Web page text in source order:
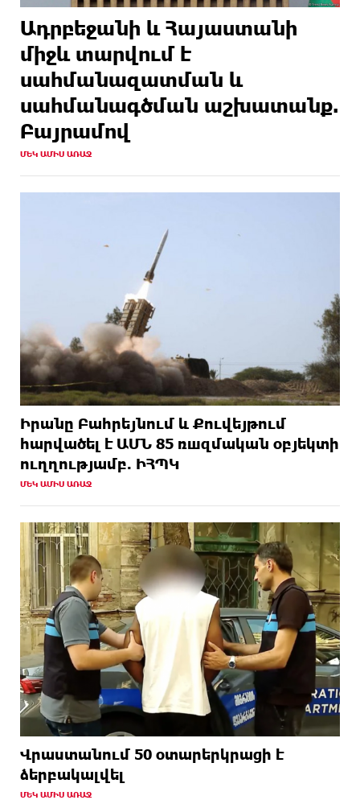
Ադրբեջանի և Հայաստանի
միջև տարվում է
սահմանազատման և
սահմանագծման աշխատանք.
Բայրամով
ՄԵԿ ԱՄԻՍ ԱՌԱՋ
Իրանը Բահրեյնում և Քուվեյթում
hարվածել է ԱՄՆ 85 ռшզմական օբյեկտի
ուղղությամբ. ԻՀՊԿ
ՄԵԿ ԱՄԻՍ ԱՌԱՋ
Վրաստանում 50 օտարերկրացի է
ձերբակալվել
ՄԵԿ ԱՄԻՍ ԱՌԱՋ